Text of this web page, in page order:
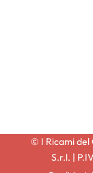
© I Ricami del
S.r.l. |